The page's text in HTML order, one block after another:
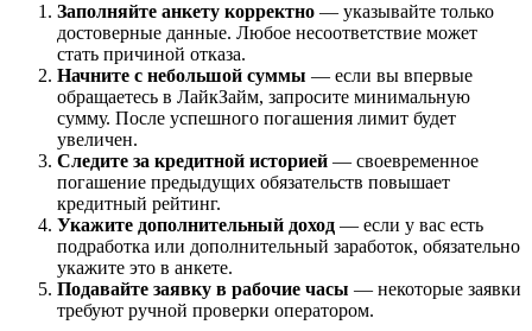
Заполняйте анкету корректно — указывайте только
достоверные данные. Любое несоответствие может
стать причиной отказа.
Начните с небольшой суммы — если вы впервые
обращаетесь в ЛайкЗайм, запросите минимальную
сумму. После успешного погашения лимит будет
увеличен.
Следите за кредитной историей — своевременное
погашение предыдущих обязательств повышает
кредитный рейтинг.
Укажите дополнительный доход — если у вас есть
подработка или дополнительный заработок, обязательно
укажите это в анкете.
Подавайте заявку в рабочие часы — некоторые заявки
требуют ручной проверки оператором.